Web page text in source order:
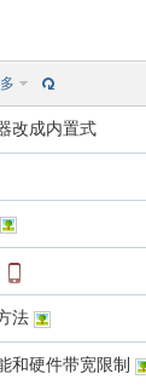
改成内置式
法
和硬件带宽限制